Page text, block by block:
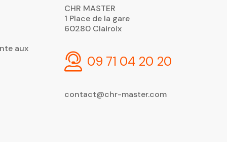
aux
CHR MASTER
1 Place de la gare
60280 Clairoix
09 71 04 20 20
contact@chr-master.com